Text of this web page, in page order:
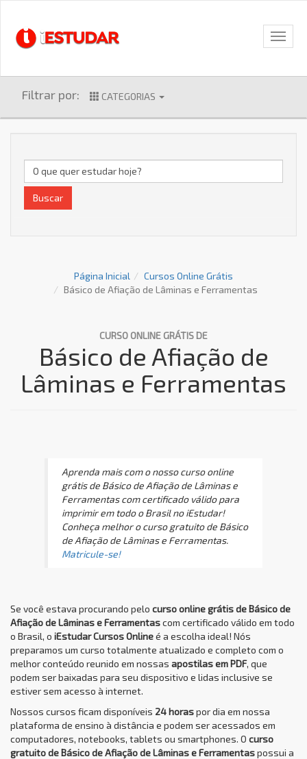
Filtrar por: CATEGORIAS
Buscar
Página Inicial
Cursos Online Grátis
Básico de Afiação de Lâminas e Ferramentas
CURSO ONLINE GRÁTIS DE
Básico de Afiação de
Lâminas e Ferramentas
Aprenda mais com o nosso curso online
grátis de Básico de Afiação de Lâminas e
Ferramentas com certificado válido para
imprimir em todo o Brasil no iEstudar!
Conheça melhor o curso gratuito de Básico
de Afiação de Lâminas e Ferramentas.
Matricule-se!
Se você estava procurando pelo curso online grátis de Básico de
Afiação de Lâminas e Ferramentascom certificado válido em todo
o Brasil, o iEstudar Cursos Onlineé a escolha ideal! Nós
preparamos um curso totalmente atualizado e completo com o
melhor conteúdo reunido em nossas apostilas em PDF, que
podem ser baixadas para seu dispositivo e lidas inclusive se
estiver sem acesso à internet.
Nossos cursos ficam disponíveis 24 horaspor dia em nossa
plataforma de ensino à distância e podem ser acessados em
computadores, notebooks, tablets ou smartphones. O curso
gratuito de Básico de Afiação de Lâminas e Ferramentaspossui a